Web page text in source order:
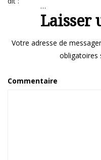
…
Laisser
Votre adresse de
obligatoires
Commentaire